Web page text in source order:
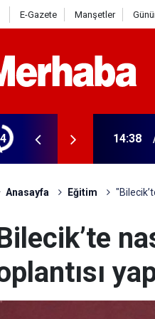
E-Gazete Manşetler
arttı 14:38
Anasayfa Eğitim